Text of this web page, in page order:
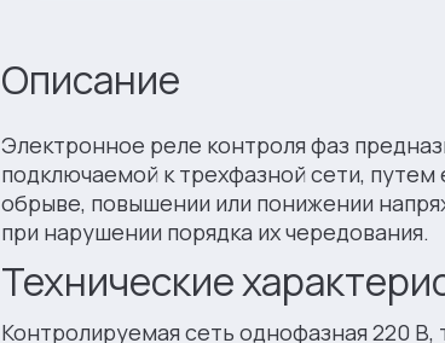
Описание
Электронное реле контроля фаз
подключаемой к трехфазной сети,
обрыве, повышении или понижении
при нарушении порядка их чередования.
Технические
Контролируемая сеть однофазная 220 В,